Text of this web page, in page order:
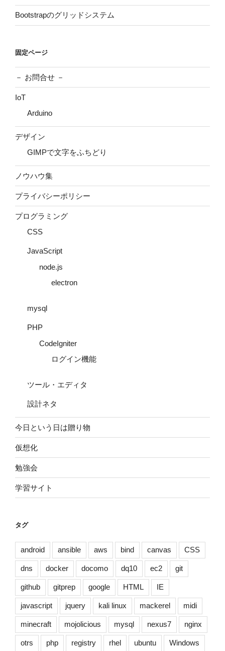
Bootstrapのグリッドシステム
固定ページ
－ お問合せ －
IoT
Arduino
デザイン
GIMPで文字をふちどり
ノウハウ集
プライバシーポリシー
プログラミング
CSS
JavaScript
node.js
electron
mysql
PHP
CodeIgniter
ログイン機能
ツール・エディタ
設計ネタ
今日という日は贈り物
仮想化
勉強会
学習サイト
タグ
android ansible aws bind canvas CSS
dns docker docomo dq10 ec2 git
github gitprep google HTML IE
javascript jquery kali linux mackerel midi
minecraft mojolicious mysql nexus7 nginx
otrs php registry rhel ubuntu Windows